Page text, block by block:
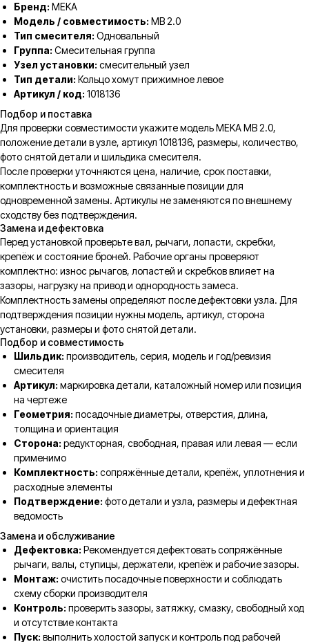
Бренд: MEKA
Модель / совместимость: MB 2.0
Тип смесителя: Одновальный
Группа: Смесительная группа
Узел установки: смесительный узел
Тип детали: Кольцо хомут прижимное левое
Артикул / код: 1018136
Подбор и поставка
Для проверки совместимости укажите модель MEKA MB 2.0,
положение детали в узле, артикул 1018136, размеры, количество,
фото снятой детали и шильдика смесителя.
После проверки уточняются цена, наличие, срок поставки,
комплектность и возможные связанные позиции для
одновременной замены. Артикулы не заменяются по внешнему
сходству без подтверждения.
Замена и дефектовка
Перед установкой проверьте вал, рычаги, лопасти, скребки,
крепёж и состояние броней. Рабочие органы проверяют
комплектно: износ рычагов, лопастей и скребков влияет на
зазоры, нагрузку на привод и однородность замеса.
Комплектность замены определяют после дефектовки узла. Для
подтверждения позиции нужны модель, артикул, сторона
установки, размеры и фото снятой детали.
Подбор и совместимость
Шильдик: производитель, серия, модель и год/ревизия
смесителя
Артикул: маркировка детали, каталожный номер или позиция
на чертеже
Геометрия: посадочные диаметры, отверстия, длина,
толщина и ориентация
Сторона: редукторная, свободная, правая или левая — если
применимо
Комплектность: сопряжённые детали, крепёж, уплотнения и
расходные элементы
Подтверждение: фото детали и узла, размеры и дефектная
ведомость
Замена и обслуживание
Дефектовка: Рекомендуется дефектовать сопряжённые
рычаги, валы, ступицы, держатели, крепёж и рабочие зазоры.
Монтаж: очистить посадочные поверхности и соблюдать
схему сборки производителя
Контроль: проверить зазоры, затяжку, смазку, свободный ход
и отсутствие контакта
Пуск: выполнить холостой запуск и контроль под рабочей